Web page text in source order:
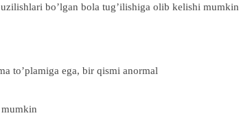
bo’lgan bola tug’ilishiga olib kelishi mumkin
to’plamiga ega, bir qismi anormal